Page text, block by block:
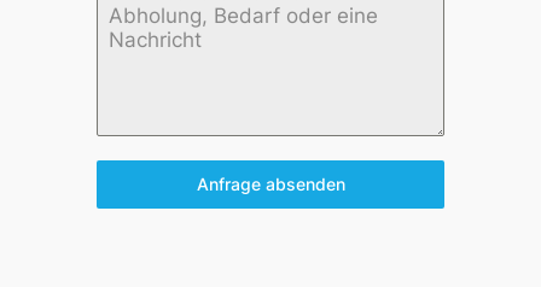
Anfrage absenden